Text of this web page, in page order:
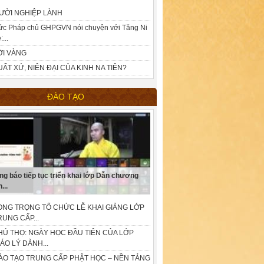
NGHIỆP LÀNH
Pháp chủ GHPGVN nói chuyện với Tăng Ni
VÀNG
XỨ, NIÊN ĐẠI CỦA KINH NA TIÊN?
ĐÀO TẠO
báo tiếp tục triển khai lớp Dẫn chương
TRỌNG TỔ CHỨC LỄ KHAI GIẢNG LỚP
CẤP...
THỌ: NGÀY HỌC ĐẦU TIÊN CỦA LỚP
LÝ DÀNH...
TẠO TRUNG CẤP PHẬT HỌC – NỀN TẢNG